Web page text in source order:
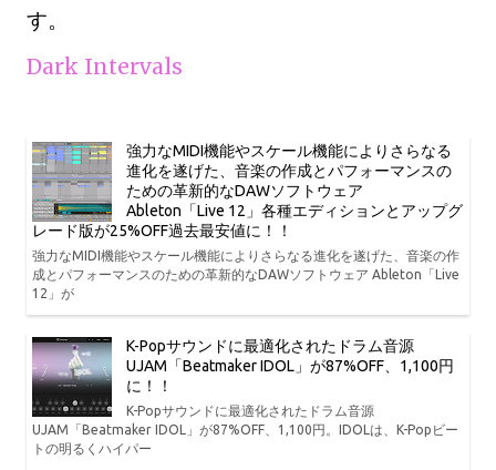
す。
Dark Intervals
強力なMIDI機能やスケール機能によりさらなる
進化を遂げた、音楽の作成とパフォーマンスの
ための革新的なDAWソフトウェア
Ableton「Live 12」各種エディションとアップグ
レード版が25%OFF過去最安値に！！
強力なMIDI機能やスケール機能によりさらなる進化を遂げた、音楽の作
成とパフォーマンスのための革新的なDAWソフトウェア Ableton「Live
12」が
K-Popサウンドに最適化されたドラム音源
UJAM「Beatmaker IDOL」が87%OFF、1,100円
に！！
K-Popサウンドに最適化されたドラム音源
UJAM「Beatmaker IDOL」が87%OFF、1,100円。IDOLは、K-Popビー
トの明るくハイパー